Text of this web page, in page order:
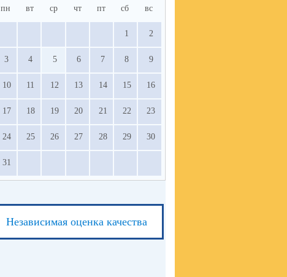
пн вт ср чт пт сб вс
1 2
3 4 5 6 7 8 9
10 11 12 13 14 15 16
17 18 19 20 21 22 23
24 25 26 27 28 29 30
31
Независимая оценка качества